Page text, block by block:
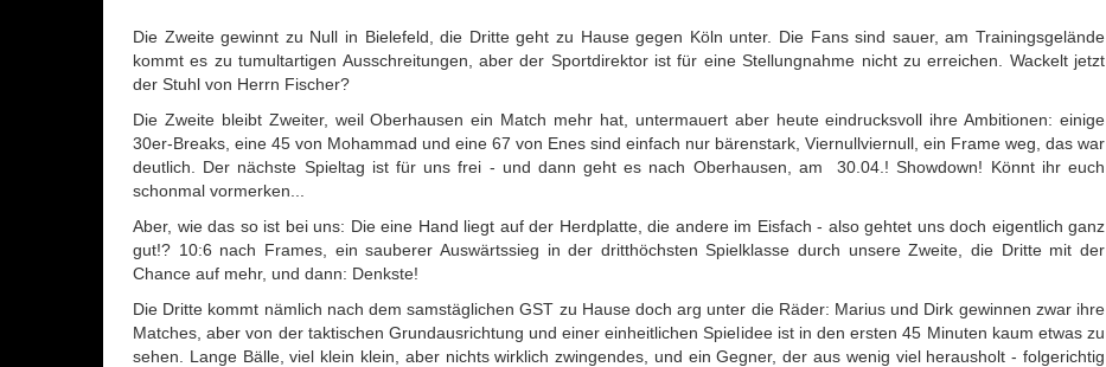
Die Zweite gewinnt zu Null in Bielefeld, die Dritte geht zu Hause gegen Köln unter. Die Fans sind sauer, am Trainingsgelände
kommt es zu tumultartigen Ausschreitungen, aber der Sportdirektor ist für eine Stellungnahme nicht zu erreichen. Wackelt jetzt
der Stuhl von Herrn Fischer?
Die Zweite bleibt Zweiter, weil Oberhausen ein Match mehr hat, untermauert aber heute eindrucksvoll ihre Ambitionen: einige
30er-Breaks, eine 45 von Mohammad und eine 67 von Enes sind einfach nur bärenstark, Viernullviernull, ein Frame weg, das war
deutlich. Der nächste Spieltag ist für uns frei - und dann geht es nach Oberhausen, am 30.04.! Showdown! Könnt ihr euch
schonmal vormerken...
Aber, wie das so ist bei uns: Die eine Hand liegt auf der Herdplatte, die andere im Eisfach - also gehtet uns doch eigentlich ganz
gut!? 10:6 nach Frames, ein sauberer Auswärtssieg in der dritthöchsten Spielklasse durch unsere Zweite, die Dritte mit der
Chance auf mehr, und dann: Denkste!
Die Dritte kommt nämlich nach dem samstäglichen GST zu Hause doch arg unter die Räder: Marius und Dirk gewinnen zwar ihre
Matches, aber von der taktischen Grundausrichtung und einer einheitlichen Spielidee ist in den ersten 45 Minuten kaum etwas zu
sehen. Lange Bälle, viel klein klein, aber nichts wirklich zwingendes, und ein Gegner, der aus wenig viel herausholt - folgerichtig